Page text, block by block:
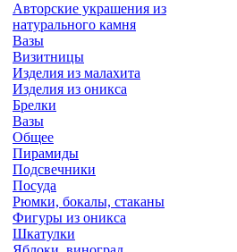
Авторские украшения из
натурального камня
Вазы
Визитницы
Изделия из малахита
Изделия из оникса
Брелки
Вазы
Общее
Пирамиды
Подсвечники
Посуда
Рюмки, бокалы, стаканы
Фигуры из оникса
Шкатулки